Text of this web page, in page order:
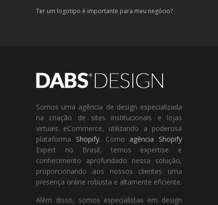
Ter um logotipo é importante para meu negócio?
Somos uma agência de design especializada
na criação de sites institucionais e lojas
virtuais eCommerce, utilizando a poderosa
plataforma Shopify. Como agência Shopify
Expert no Brasil, temos expertise e
conhecimento aprofundado nessa solução,
proporcionando aos nossos clientes uma
presença online robusta e altamente eficiente.
Além disso, somos especialistas em design